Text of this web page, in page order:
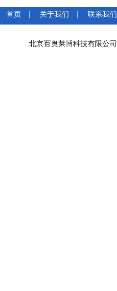
首页 关于我们 联系我们
北京百奥莱博科技有限公司